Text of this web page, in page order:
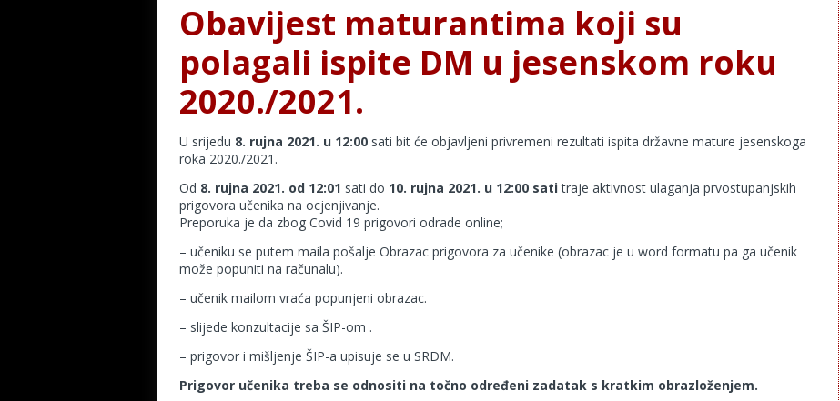
Obavijest maturantima koji su
polagali ispite DM u jesenskom roku
2020./2021.
U srijedu 8. rujna 2021. u 12:00 sati bit će objavljeni privremeni rezultati ispita državne mature jesenskoga
roka 2020./2021.
Od 8. rujna 2021. od 12:01 sati do 10. rujna 2021. u 12:00 satitraje aktivnost ulaganja prvostupanjskih
prigovora učenika na ocjenjivanje.
Preporuka je da zbog Covid 19 prigovori odrade online;
– učeniku se putem maila pošalje Obrazac prigovora za učenike (obrazac je u word formatu pa ga učenik
može popuniti na računalu).
– učenik mailom vraća popunjeni obrazac.
– slijede konzultacije sa ŠIP-om .
– prigovor i mišljenje ŠIP-a upisuje se u SRDM.
Prigovor učenika treba se odnositi na točno određeni zadatak s kratkim obrazloženjem.